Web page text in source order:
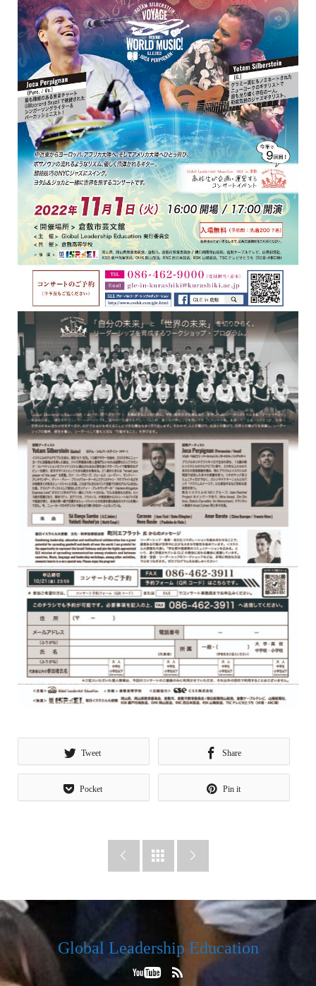
Tweet Share
Pocket Pin it
  
Global Leadership Education